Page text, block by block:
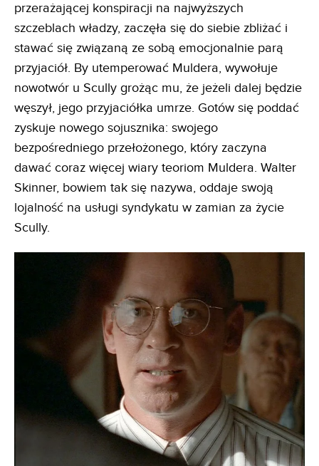
przerażającej konspiracji na najwyższych
szczeblach władzy, zaczęła się do siebie zbliżać i
stawać się związaną ze sobą emocjonalnie parą
przyjaciół. By utemperować Muldera, wywołuje
nowotwór u Scully grożąc mu, że jeżeli dalej będzie
węszył, jego przyjaciółka umrze. Gotów się poddać
zyskuje nowego sojusznika: swojego
bezpośredniego przełożonego, który zaczyna
dawać coraz więcej wiary teoriom Muldera. Walter
Skinner, bowiem tak się nazywa, oddaje swoją
lojalność na usługi syndykatu w zamian za życie
Scully.